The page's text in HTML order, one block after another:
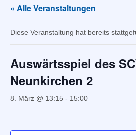
« Alle Veranstaltungen
Diese Veranstaltung hat bereits
Auswärtsspiel des
Neunkirchen 2
8. März @ 13:15 - 15:00